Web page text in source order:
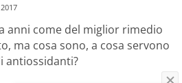
anni come del miglior rimedio
ma cosa sono, a cosa servono
antiossidanti?